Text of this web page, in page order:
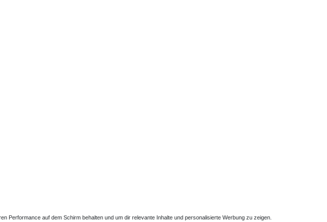
Performance auf dem Schirm behalten und um dir relevante Inhalte und personalisierte Werbung zu zeigen.